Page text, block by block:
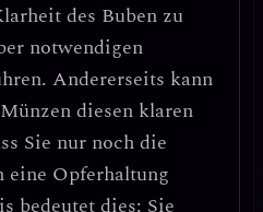
des Buben zu
notwendigen
Andererseits kann
diesen klaren
Sie nur noch die
eine Opferhaltung
bedeutet dies: Sie